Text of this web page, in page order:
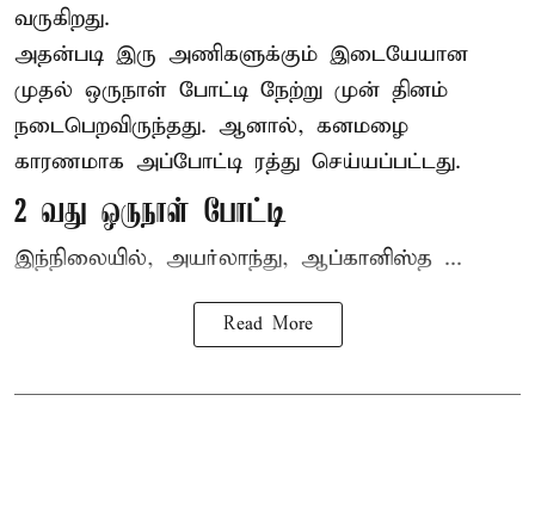
வருகிறது.
அதன்படி இரு அணிகளுக்கும் இடையேயான
முதல் ஒருநாள் போட்டி நேற்று முன் தினம்
நடைபெறவிருந்தது. ஆனால், கனமழை
காரணமாக அப்போட்டி ரத்து செய்யப்பட்டது.
2 வது ஒருநாள் போட்டி
இந்நிலையில், அயர்லாந்து, ஆப்கானிஸ்த ...
Read More